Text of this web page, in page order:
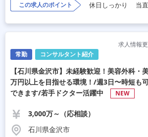
この求人のポイント 休日しっかり 当
常勤 コンサルタント紹介
求人情報
【石川県金沢市】未経験歓迎！美容外科・
万円以上を目指せる環境！/週3日〜時短も
できます/若手ドクター活躍中
NEW
3,000万～（応相談）
石川県金沢市